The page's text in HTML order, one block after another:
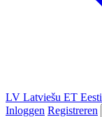
LV Latviešu ET Eesti
Inloggen Registreren